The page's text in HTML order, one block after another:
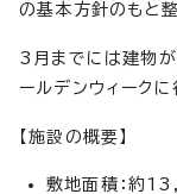
の基本方針のもと
3月までには建物が
ールデンウィークに
【施設の概要】
敷地面積：約